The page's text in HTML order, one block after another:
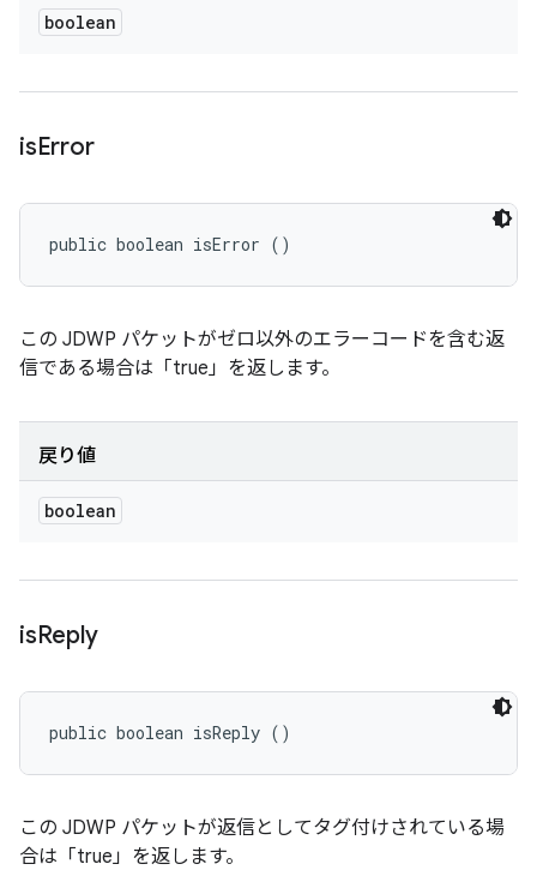
boolean
isError
public boolean isError ()
この JDWP パケットがゼロ以外のエラーコードを含む返
信である場合は「true」を返します。
戻り値
boolean
isReply
public boolean isReply ()
この JDWP パケットが返信としてタグ付けされている場
合は「true」を返します。